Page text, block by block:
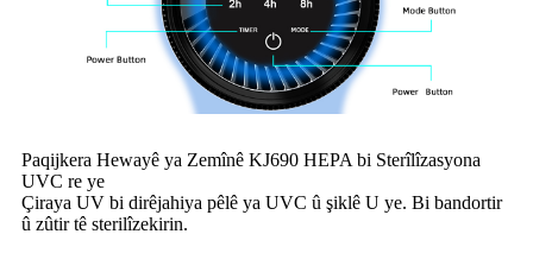
Paqijkera Hewayê ya Zemînê KJ690 HEPA bi Sterîlîzasyona
UVC re ye
Çiraya UV bi dirêjahiya pêlê ya UVC û şiklê U ye. Bi bandortir
û zûtir tê sterilîzekirin.